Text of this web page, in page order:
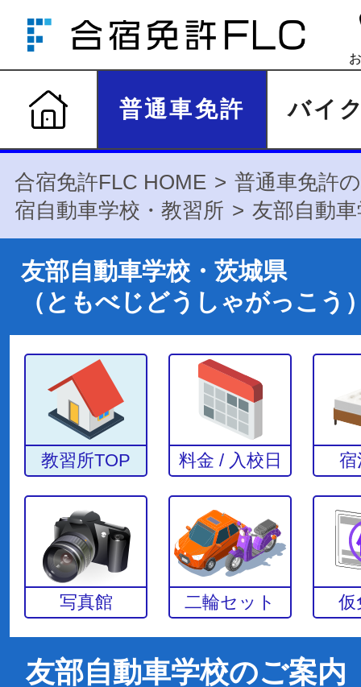
普通車免許 バイ
合宿免許FLC HOME
普通車免許
宿自動車学校・教習所
友部自動
友部自動車学校・茨城県
（ともべじどうしゃがっこう
教習所TOP 料金 / 入校日 宿
写真館 二輪セット 仮
友部自動車学校のご案内